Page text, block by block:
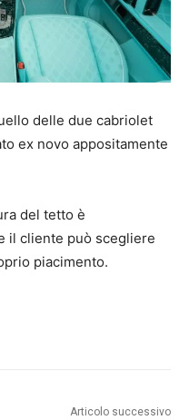
delle due cabriolet
ex novo appositamente
del tetto è
il cliente può scegliere
piacimento.
Articolo successivo